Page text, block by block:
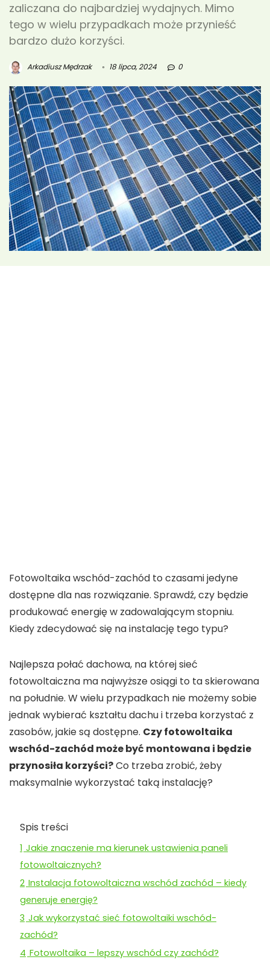
zaliczana do najbardziej wydajnych. Mimo
tego w wielu przypadkach może przynieść
bardzo dużo korzyści.
Arkadiusz Mędrzak 18 lipca, 2024 0
Fotowoltaika wschód-zachód to czasami jedyne
dostępne dla nas rozwiązanie. Sprawdź, czy będzie
produkować energię w zadowalającym stopniu.
Kiedy zdecydować się na instalację tego typu?
Najlepsza połać dachowa, na której sieć
fotowoltaiczna ma najwyższe osiągi to ta skierowana
na południe. W wielu przypadkach nie możemy sobie
jednak wybierać kształtu dachu i trzeba korzystać z
zasobów, jakie są dostępne. Czy fotowoltaika
wschód-zachód może być montowana i będzie
przynosiła korzyści?Co trzeba zrobić, żeby
maksymalnie wykorzystać taką instalację?
Spis treści
1 Jakie znaczenie ma kierunek ustawienia paneli
fotowoltaicznych?
2 Instalacja fotowoltaiczna wschód zachód – kiedy
generuje energię?
3 Jak wykorzystać sieć fotowoltaiki wschód-
zachód?
4 Fotowoltaika – lepszy wschód czy zachód?